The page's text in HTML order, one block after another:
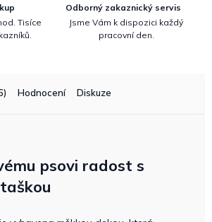
Tisíce
Odborný zakaznický servis
Jsme Vám k dispozici každý
pracovní den.
Hodnocení Diskuze
psovi radost s